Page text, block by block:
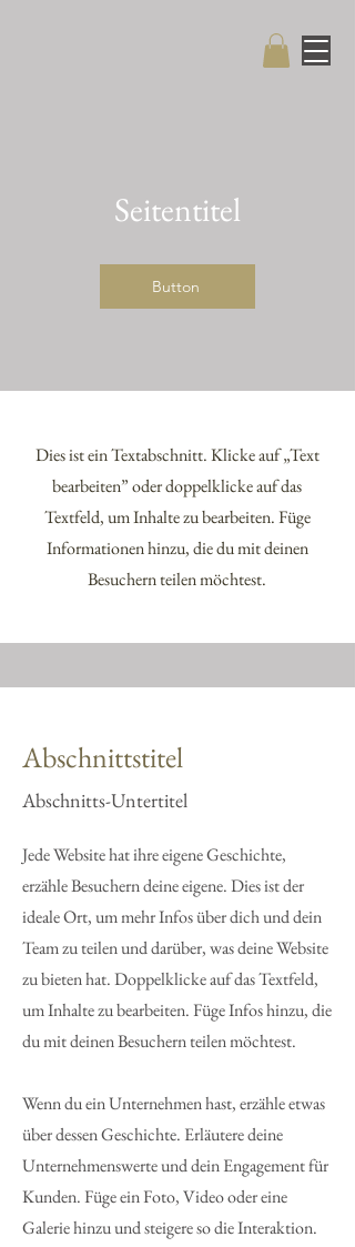
Seitentitel
Button
Dies ist ein Textabschnitt. Klicke auf „Text
bearbeiten” oder doppelklicke auf das
Textfeld, um Inhalte zu bearbeiten. Füge
Informationen hinzu, die du mit deinen
Besuchern teilen möchtest.
Abschnittstitel
Abschnitts-Untertitel
Jede Website hat ihre eigene Geschichte,
erzähle Besuchern deine eigene. Dies ist der
ideale Ort, um mehr Infos über dich und dein
Team zu teilen und darüber, was deine Website
zu bieten hat. Doppelklicke auf das Textfeld,
um Inhalte zu bearbeiten. Füge Infos hinzu, die
du mit deinen Besuchern teilen möchtest.
Wenn du ein Unternehmen hast, erzähle etwas
über dessen Geschichte. Erläutere deine
Unternehmenswerte und dein Engagement für
Kunden. Füge ein Foto, Video oder eine
Galerie hinzu und steigere so die Interaktion.